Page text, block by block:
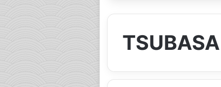
TSUBASA